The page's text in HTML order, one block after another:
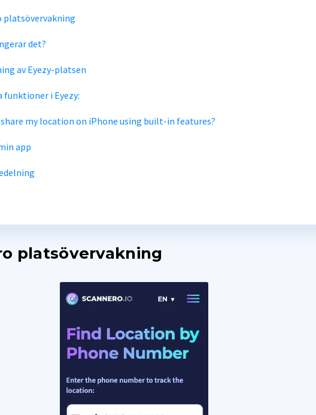
platsövervakning
det?
av Eyezy-platsen
funktioner i Eyezy:
share my location on iPhone using built-in features?
app
platsövervakning